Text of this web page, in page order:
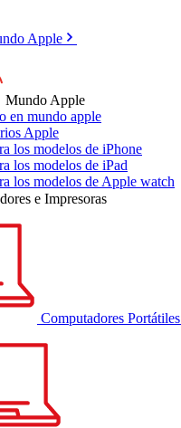
Apple
Mundo Apple
en mundo apple
Apple
los modelos de iPhone
los modelos de iPad
los modelos de Apple watch
e Impresoras
Computadores Portátiles